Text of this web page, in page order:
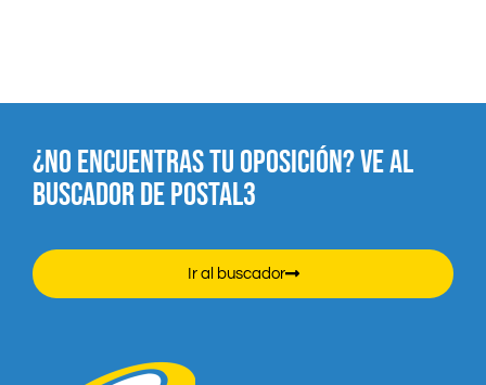
¿NO ENCUENTRAS TU OPOSICIÓN? VE AL
BUSCADOR DE POSTAL3
Ir al buscador